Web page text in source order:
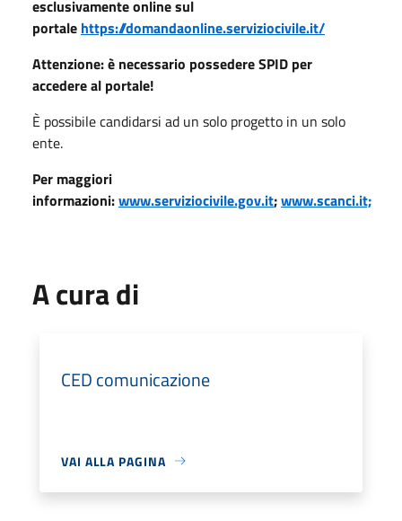
esclusivamente online sul
portale https://domandaonline.serviziocivile.it/
Attenzione: è necessario possedere SPID per
accedere al portale!
È possibile candidarsi ad un solo progetto in un solo
ente.
Per maggiori
informazioni:www.serviziocivile.gov.it;www.scanci.it;
A cura di
CED comunicazione
VAI ALLA PAGINA